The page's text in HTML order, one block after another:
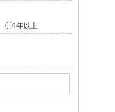
1年以上